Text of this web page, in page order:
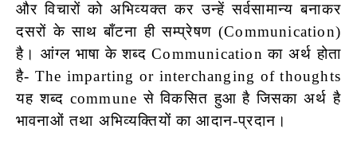
और विचारों को अभिव्यक्त कर उन्हें सर्वसामान्य बनाकर
दसरों के साथ बाँटना ही सम्प्रेषण (Communication)
है। आंग्ल भाषा के शब्द Communication का अर्थ होता
है- The imparting or interchanging of thoughts
यह शब्द commune से विकसित हुआ है जिसका अर्थ है
भावनाओं तथा अभिव्यक्तियों का आदान-प्रदान।